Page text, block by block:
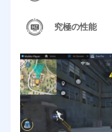
究極の性能